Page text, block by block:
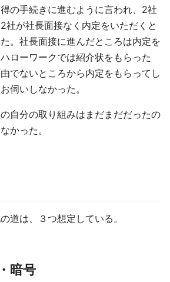
の手続きに進むように言われ、2社
社が社長面接なく内定をいただくと
。社長面接に進んだところは内定を
ローワークでは紹介状をもらった
でないところから内定をもらってし
伺いしなかった。
自分の取り組みはまだまだだったの
かった。
道は、３つ想定している。
暗号